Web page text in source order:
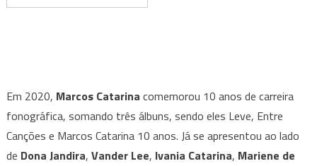
Em 2020, Marcos Catarina comemorou 10 anos de carreira
fonográfica, somando três álbuns, sendo eles Leve, Entre
Canções e Marcos Catarina 10 anos. Já se apresentou ao lado
de Dona Jandira, Vander Lee, Ivania Catarina, Mariene de